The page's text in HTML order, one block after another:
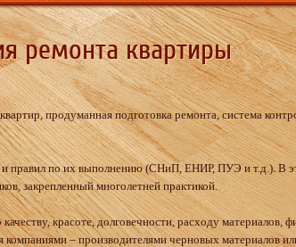
ремонта квартиры
продуманная подготовка ремонта, система
правил по их выполнению (СНиП, ЕНИР, ПУЭ и т.д.). В
закрепленный многолетней практикой.
красоте, долговечности, расходу материалов,
– производителями черновых материалов